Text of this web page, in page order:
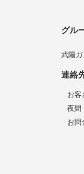
グル
武陽
連絡
お客
夜間
お問